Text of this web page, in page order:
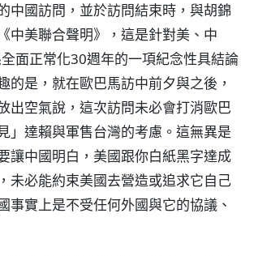
中國訪問，並於訪問結束時，與胡錦
中美聯合聲明》，這是針對美、中
面正常化30週年的一項紀念性具結論
的是，就在歐巴馬訪中前夕與之後，
出空氣說，這次訪問未必會打消歐巴
」達賴與軍售台灣的考慮。這無異是
讓中國明白，美國跟你白紙黑字達成
未必能約束美國去營造或追求它自己
事實上是不受任何外國與它的協議、